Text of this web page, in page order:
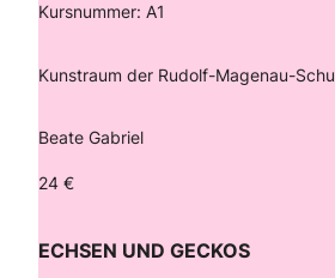
Kursnummer: A1
Kunstraum der Rudolf-Magenau-
Beate Gabriel
24 €
ECHSEN UND GECKOS